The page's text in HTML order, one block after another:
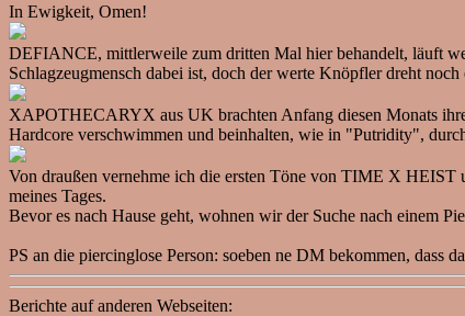
In Ewigkeit, Omen!
DEFIANCE, mittlerweile zum dritten Mal hier behandelt, läuft
Schlagzeugmensch dabei ist, doch der werte Knöpfler dreht
XAPOTHECARYX aus UK brachten Anfang diesen Monats
Hardcore verschwimmen und beinhalten, wie in "Putridity",
Von draußen vernehme ich die ersten Töne von TIME X HEIST
meines Tages.
Bevor es nach Hause geht, wohnen wir der Suche nach einem
PS an die piercinglose Person: soeben ne DM bekommen, dass
Berichte auf anderen Webseiten: